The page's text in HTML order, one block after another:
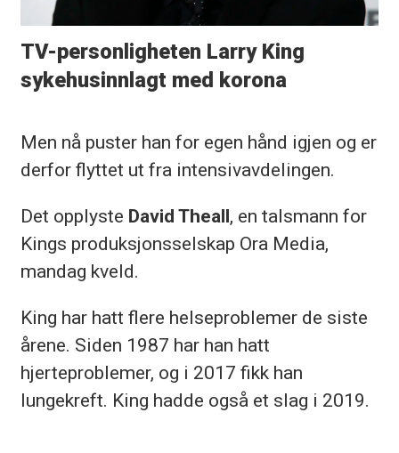
TV-personligheten Larry King
sykehusinnlagt med korona
Men nå puster han for egen hånd igjen og er
derfor flyttet ut fra intensivavdelingen.
Det opplyste David Theall, en talsmann for
Kings produksjonsselskap Ora Media,
mandag kveld.
King har hatt flere helseproblemer de siste
årene. Siden 1987 har han hatt
hjerteproblemer, og i 2017 fikk han
lungekreft. King hadde også et slag i 2019.